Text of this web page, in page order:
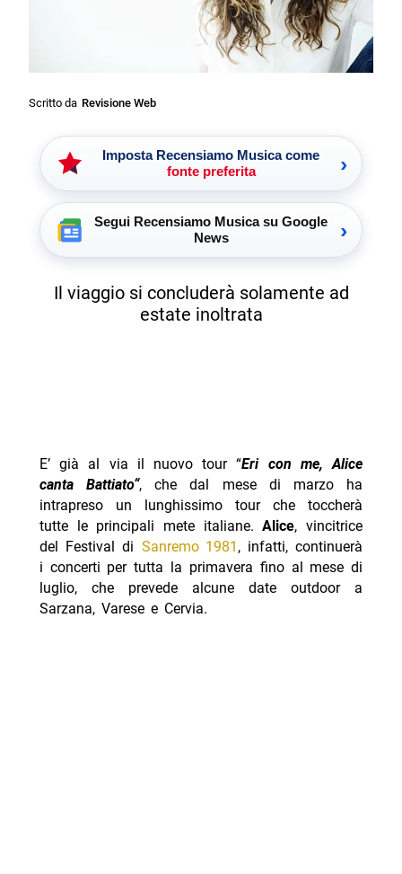
Scritto da Revisione Web
Imposta Recensiamo Musica come
fonte preferita
›
Segui Recensiamo Musica su Google
News
›
Il viaggio si concluderà solamente ad
estate inoltrata
E’ già al via il nuovo tour “Eri con me, Alice
canta Battiato“, che dal mese di marzo ha
intrapreso un lunghissimo tour che toccherà
tutte le principali mete italiane.Alice, vincitrice
del Festival di Sanremo 1981 , infatti, continuerà
i concerti per tutta la primavera fino al mese di
luglio, che prevede alcune date outdoor a
Sarzana, Varese e Cervia.